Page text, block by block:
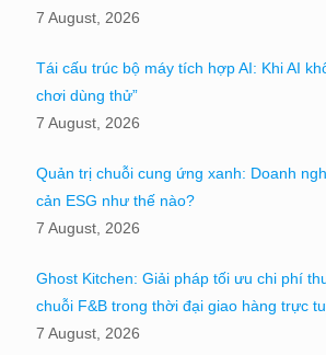
7 August, 2026
Tái cấu trúc bộ máy tích hợp AI: Khi AI
chơi dùng thử”
7 August, 2026
Quản trị chuỗi cung ứng xanh: Doanh
cản ESG như thế nào?
7 August, 2026
Ghost Kitchen: Giải pháp tối ưu chi phí
chuỗi F&B trong thời đại giao hàng trực
7 August, 2026